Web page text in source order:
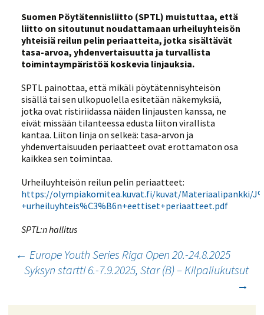
Suomen Pöytätennisliitto (SPTL) muistuttaa, että
liitto on sitoutunut noudattamaan urheiluyhteisön
yhteisiä reilun pelin periaatteita, jotka sisältävät
tasa-arvoa, yhdenvertaisuutta ja turvallista
toimintaympäristöä koskevia linjauksia.
SPTL painottaa, että mikäli pöytätennisyhteisön
sisällä tai sen ulkopuolella esitetään näkemyksiä,
jotka ovat ristiriidassa näiden linjausten kanssa, ne
eivät missään tilanteessa edusta liiton virallista
kantaa. Liiton linja on selkeä: tasa-arvon ja
yhdenvertaisuuden periaatteet ovat erottamaton osa
kaikkea sen toimintaa.
Urheiluyhteisön reilun pelin periaatteet:
https://olympiakomitea.kuvat.fi/kuvat/Materiaalipankki/
+urheiluyhteis%C3%B6n+eettiset+periaatteet.pdf
SPTL:n hallitus
Artikkelien
selaus
← Europe Youth Series Riga Open 20.-24.8.2025
Syksyn startti 6.-7.9.2025, Star (B) – Kilpailukutsut
→